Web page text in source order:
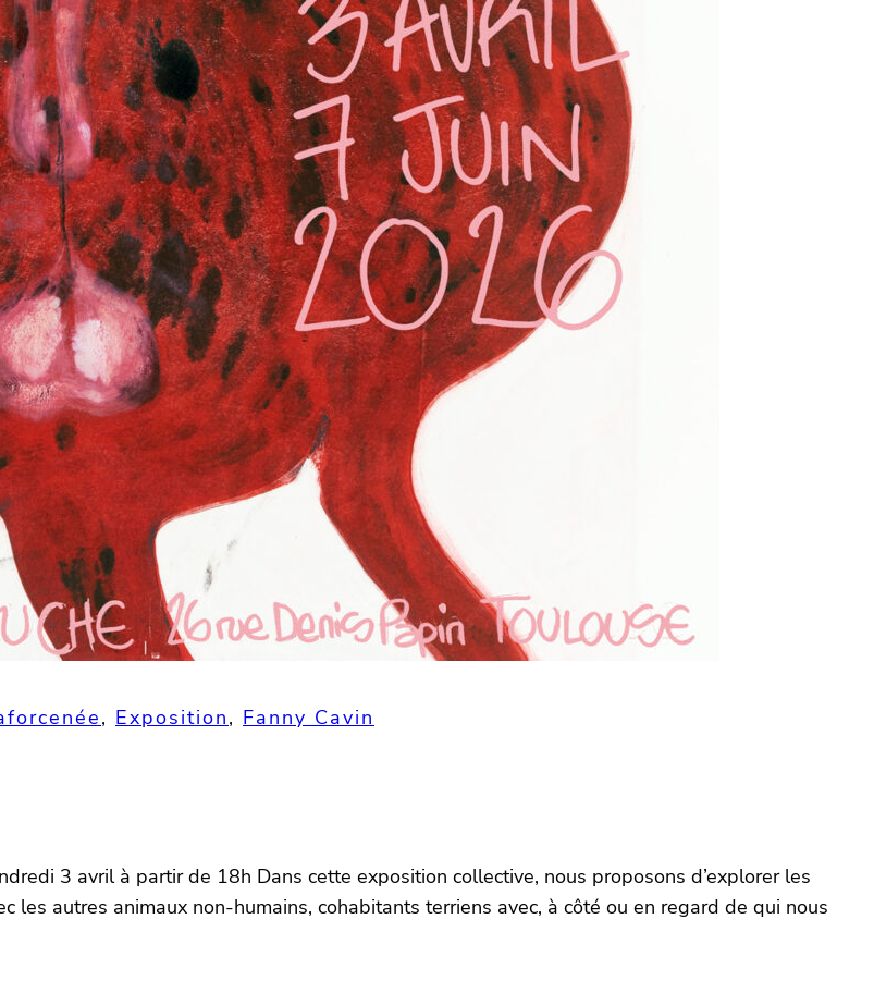
, Exposition, Fanny Cavin
3 avril à partir de 18h Dans cette exposition collective, nous proposons d’explorer les
les autres animaux non-humains, cohabitants terriens avec, à côté ou en regard de qui nous